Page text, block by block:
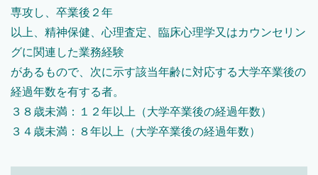
専攻し、卒業後２年
以上、精神保健、心理査定、臨床心理学又はカウンセリン
グに関連した業務経験
があるもので、次に示す該当年齢に対応する大学卒業後の
経過年数を有する者。
３８歳未満：１２年以上（大学卒業後の経過年数）
３４歳未満：８年以上（大学卒業後の経過年数）